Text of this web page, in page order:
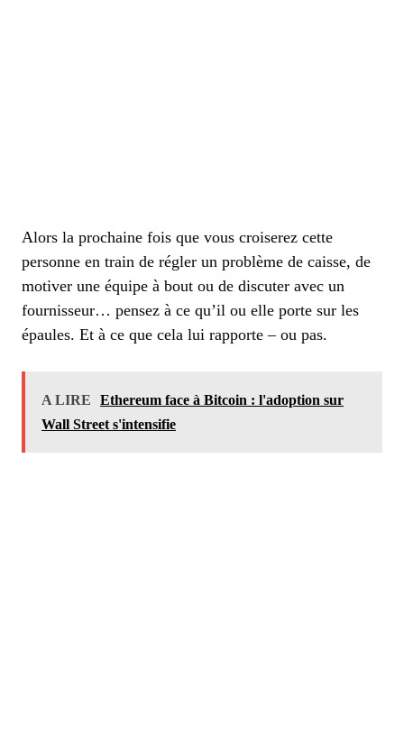
Alors la prochaine fois que vous croiserez cette
personne en train de régler un problème de caisse, de
motiver une équipe à bout ou de discuter avec un
fournisseur… pensez à ce qu’il ou elle porte sur les
épaules. Et à ce que cela lui rapporte – ou pas.
A LIRE
Ethereum face à Bitcoin : l'adoption sur
Wall Street s'intensifie